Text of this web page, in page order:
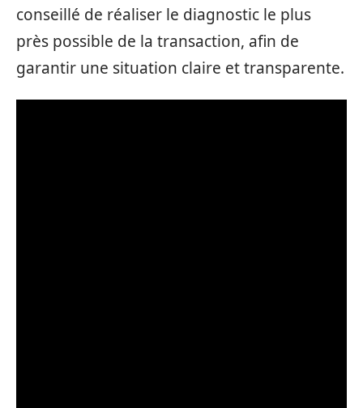
conseillé de réaliser le diagnostic le plus
près possible de la transaction, afin de
garantir une situation claire et transparente.